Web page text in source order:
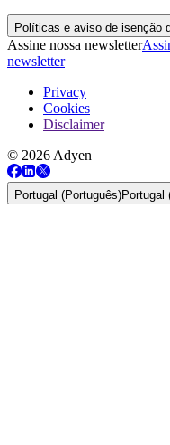
Políticas e aviso de isenção
Assine nossa newsletter
newsletter
Privacy
Cookies
Disclaimer
© 2026 Adyen
Portugal (Português)Portugal